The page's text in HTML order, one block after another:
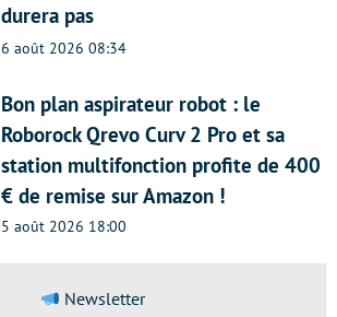
durera pas
6 août 2026 08:34
Bon plan aspirateur robot : le
Roborock Qrevo Curv 2 Pro et sa
station multifonction profite de 400
€ de remise sur Amazon !
5 août 2026 18:00
Newsletter